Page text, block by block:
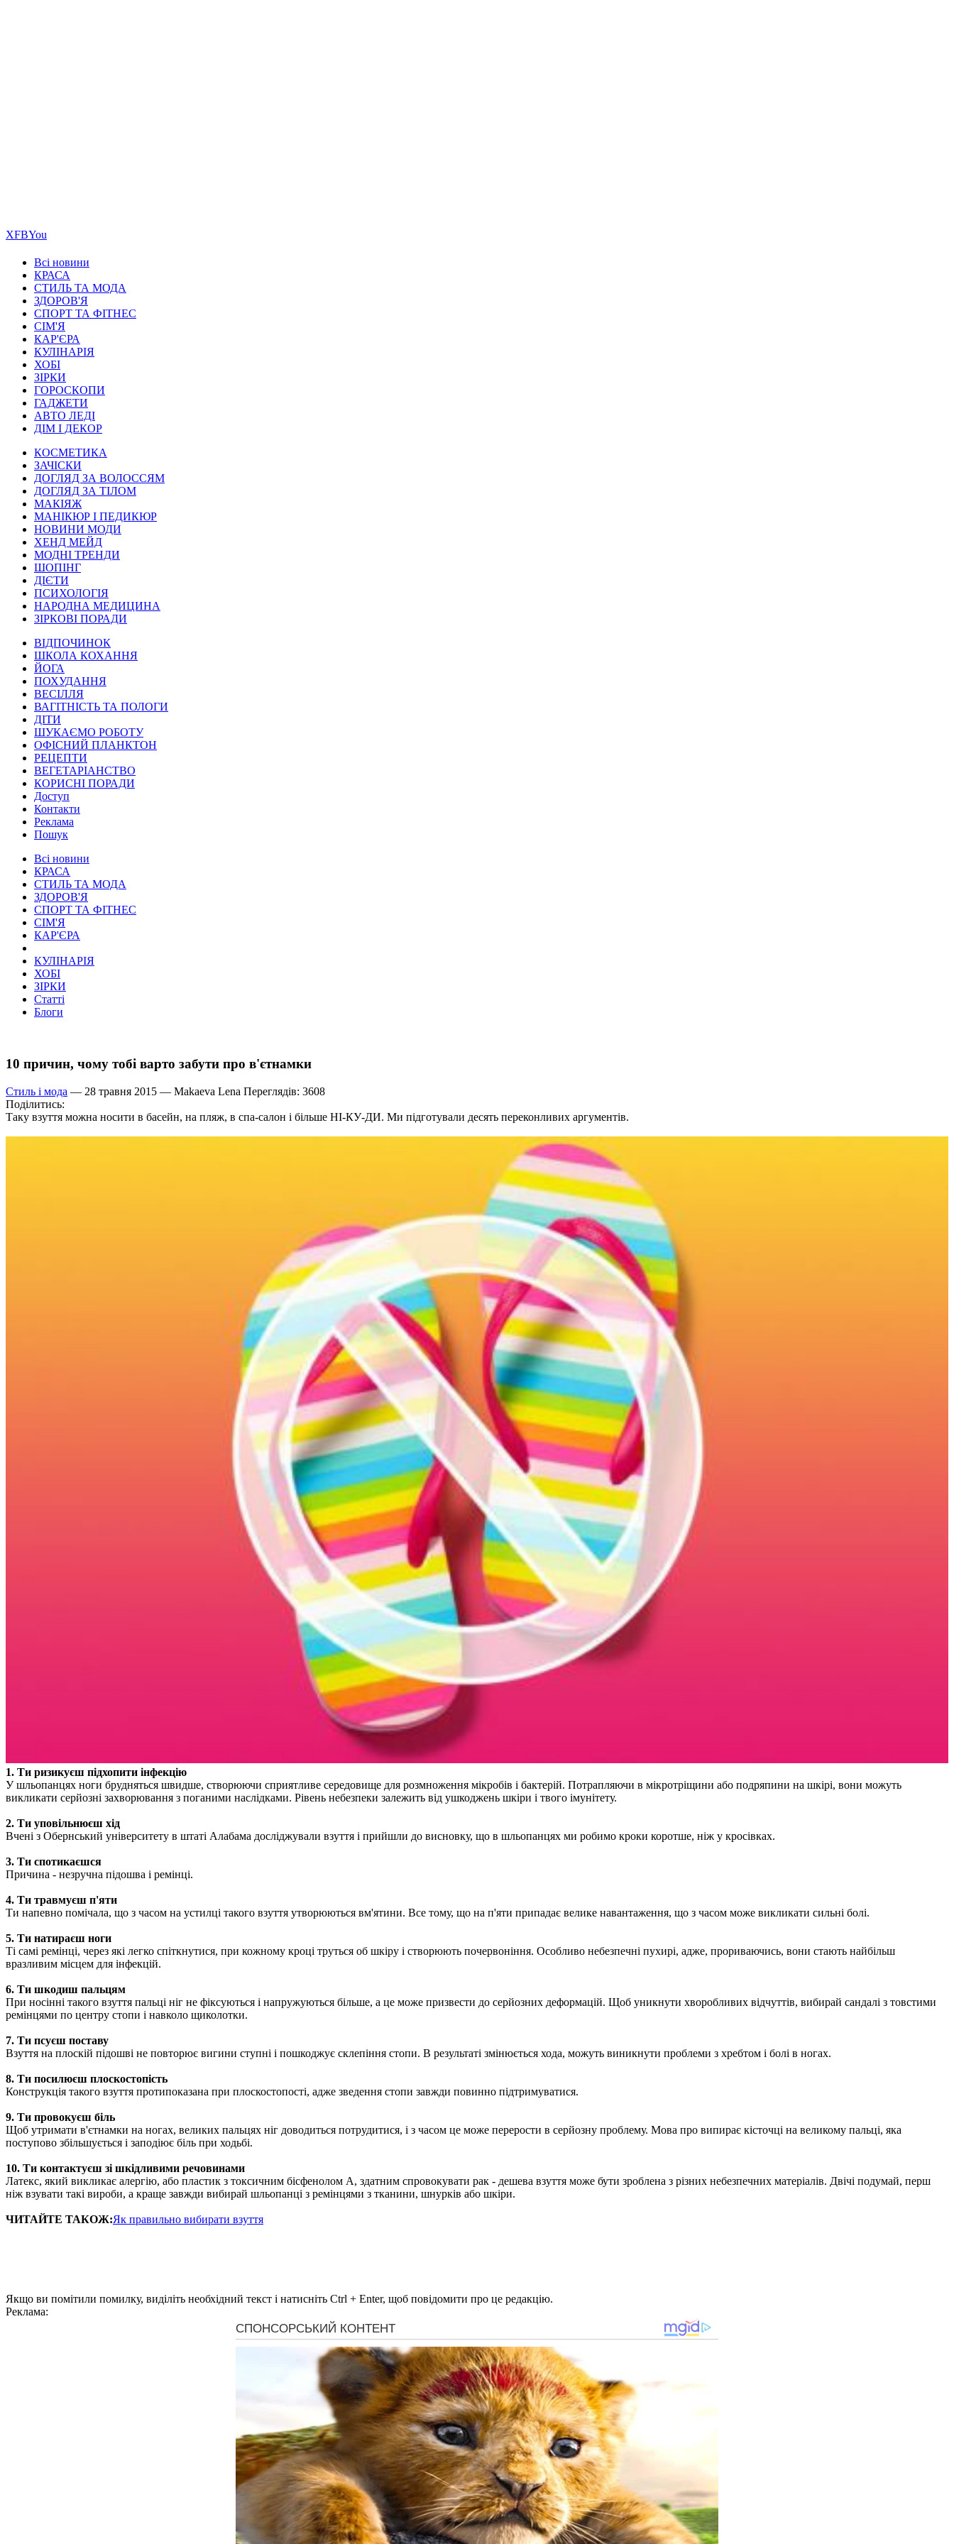
ХFBYou
Всі новини
КРАСА
СТИЛЬ ТА МОДА
ЗДОРОВ'Я
СПОРТ ТА ФІТНЕС
СІМ'Я
КАР'ЄРА
КУЛІНАРІЯ
ХОБІ
ЗІРКИ
ГОРОСКОПИ
ГАДЖЕТИ
АВТО ЛЕДІ
ДІМ І ДЕКОР
КОСМЕТИКА
ЗАЧІСКИ
ДОГЛЯД ЗА ВОЛОССЯМ
ДОГЛЯД ЗА ТІЛОМ
МАКІЯЖ
МАНІКЮР І ПЕДИКЮР
НОВИНИ МОДИ
ХЕНД МЕЙД
МОДНІ ТРЕНДИ
ШОПІНГ
ДІЄТИ
ПСИХОЛОГІЯ
НАРОДНА МЕДИЦИНА
ЗІРКОВІ ПОРАДИ
ВІДПОЧИНОК
ШКОЛА КОХАННЯ
ЙОГА
ПОХУДАННЯ
ВЕСІЛЛЯ
ВАГІТНІСТЬ ТА ПОЛОГИ
ДІТИ
ШУКАЄМО РОБОТУ
ОФІСНИЙ ПЛАНКТОН
РЕЦЕПТИ
ВЕГЕТАРІАНСТВО
КОРИСНІ ПОРАДИ
Доступ
Контакти
Реклама
Пошук
Всі новини
КРАСА
СТИЛЬ ТА МОДА
ЗДОРОВ'Я
СПОРТ ТА ФІТНЕС
СІМ'Я
КАР'ЄРА
КУЛІНАРІЯ
ХОБІ
ЗІРКИ
Статті
Блоги
10 причин, чому тобі варто забути про в'єтнамки
Стиль і мода — 28 травня 2015 — Makaeva Lena Переглядів: 3608
Поділитись:
Таку взуття можна носити в басейн, на пляж, в спа-салон і більше НІ-КУ-ДИ. Ми підготували десять переконливих аргументів.
1. Ти ризикуєш підхопити інфекцію
У шльопанцях ноги брудняться швидше, створюючи сприятливе середовище для розмноження мікробів і бактерій. Потрапляючи в мікротріщини або подряпини на шкірі, вони можуть
викликати серйозні захворювання з поганими наслідками. Рівень небезпеки залежить від ушкоджень шкіри і твого імунітету.
2. Ти уповільнюєш хід
Вчені з Обернський університету в штаті Алабама досліджували взуття і прийшли до висновку, що в шльопанцях ми робимо кроки коротше, ніж у кросівках.
3. Ти спотикаєшся
Причина - незручна підошва і ремінці.
4. Ти травмуєш п'яти
Ти напевно помічала, що з часом на устилці такого взуття утворюються вм'ятини. Все тому, що на п'яти припадає велике навантаження, що з часом може викликати сильні болі.
5. Ти натираєш ноги
Ті самі ремінці, через які легко спіткнутися, при кожному кроці труться об шкіру і створюють почервоніння. Особливо небезпечні пухирі, адже, прориваючись, вони стають найбільш
вразливим місцем для інфекцій.
6. Ти шкодиш пальцям
При носінні такого взуття пальці ніг не фіксуються і напружуються більше, а це може призвести до серйозних деформацій. Щоб уникнути хворобливих відчуттів, вибирай сандалі з товстими
ремінцями по центру стопи і навколо щиколотки.
7. Ти псуєш поставу
Взуття на плоскій підошві не повторює вигини ступні і пошкоджує склепіння стопи. В результаті змінюється хода, можуть виникнути проблеми з хребтом і болі в ногах.
8. Ти посилюєш плоскостопість
Конструкція такого взуття протипоказана при плоскостопості, адже зведення стопи завжди повинно підтримуватися.
9. Ти провокуєш біль
Щоб утримати в'єтнамки на ногах, великих пальцях ніг доводиться потрудитися, і з часом це може перерости в серйозну проблему. Мова про випирає кісточці на великому пальці, яка
поступово збільшується і заподіює біль при ходьбі.
10. Ти контактуєш зі шкідливими речовинами
Латекс, який викликає алергію, або пластик з токсичним бісфенолом А, здатним спровокувати рак - дешева взуття може бути зроблена з різних небезпечних матеріалів. Двічі подумай, перш
ніж взувати такі вироби, а краще завжди вибирай шльопанці з ремінцями з тканини, шнурків або шкіри.
ЧИТАЙТЕ ТАКОЖ:Як правильно вибирати взуття
Якщо ви помітили помилку, виділіть необхідний текст і натисніть Ctrl + Enter, щоб повідомити про це редакцію.
Реклама: